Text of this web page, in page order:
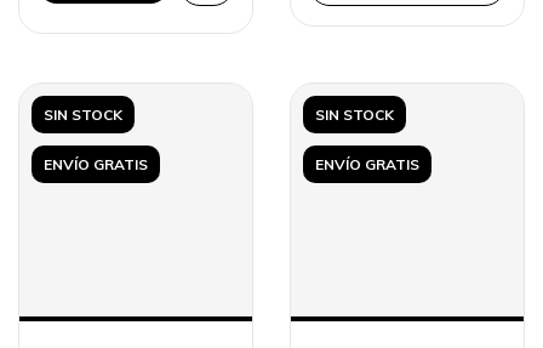
SIN STOCK
ENVÍO GRATIS
SIN STOCK
ENVÍO GRATIS